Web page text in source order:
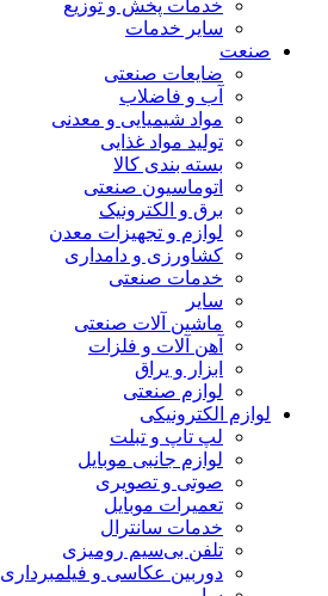
خدمات پخش و توزیع
سایر خدمات
صنعت
ضایعات صنعتی
آب و فاضلاب
مواد شیمیایی و معدنی
تولید مواد غذایی
بسته بندی کالا
اتوماسیون صنعتی
برق و الکترونیک
لوازم و تجهیزات معدن
کشاورزی و دامداری
خدمات صنعتی
سایر
ماشین آلات صنعتی
آهن آلات و فلزات
ابزار و یراق
لوازم صنعتی
لوازم الکترونیکی
لپ تاپ و تبلت
لوازم جانبی موبایل
صوتی و تصویری
تعمیرات موبایل
خدمات سانترال
تلفن بی‌سیم رومیزی
دوربین عکاسی و فیلمبرداری